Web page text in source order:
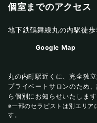
個室までのアクセス
地下鉄鶴舞線丸の内駅徒
Google Map
丸の内町駅近くに、完全独
プライベートサロンのため
ら個別にお知らせいたします
※一部のセラピストは別エリア
す。